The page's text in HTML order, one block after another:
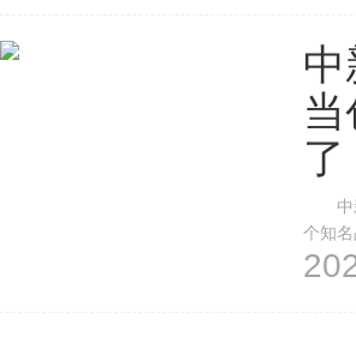
了
中新
个知
过来”